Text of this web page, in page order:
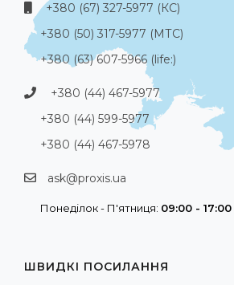
+380 (67) 327-5977 (КС)
+380 (50) 317-5977 (МТС)
+380 (63) 607-5966 (life:)
+380 (44) 467-5977
+380 (44) 599-5977
+380 (44) 467-5978
ask@proxis.ua
Понеділок - П'ятниця: 09:00 - 17:00
ШВИДКІ ПОСИЛАННЯ